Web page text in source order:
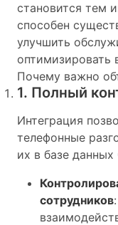
становится тем
способен
улучшить
оптимизировать
Почему важно
1. Полный
Интеграция
телефонные
их в базе
сотрудников